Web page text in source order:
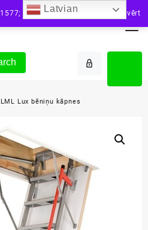
vai raksti: info@siltini.lvAizvērt
Lux bēniņu kāpnes
Latvian